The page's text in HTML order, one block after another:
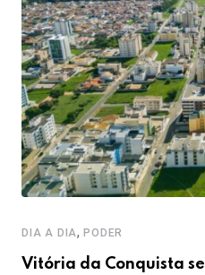
DIA A DIA,PODER
Vitória da Conquista